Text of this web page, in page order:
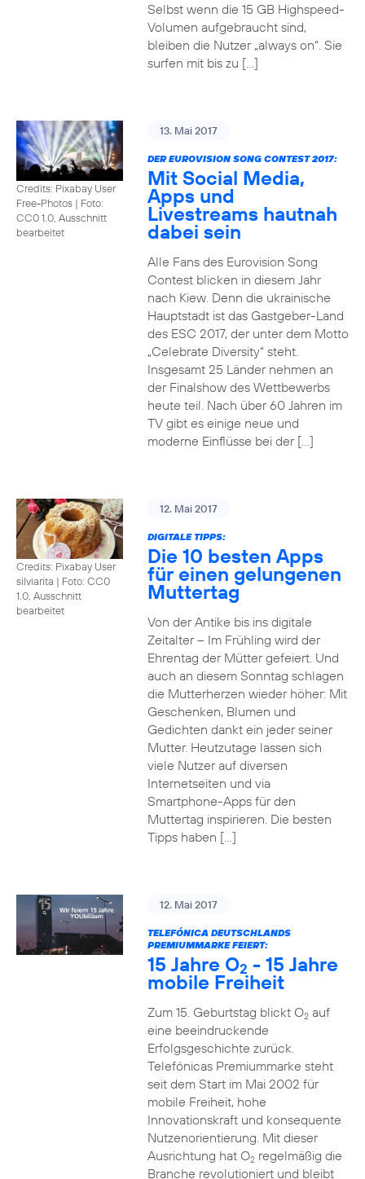
Selbst wenn die 15 GB Highspeed-
Volumen aufgebraucht sind,
bleiben die Nutzer „always on“. Sie
surfen mit bis zu […]
Credits: Pixabay User
Free-Photos | Foto:
CC0 1.0, Ausschnitt
bearbeitet
13. Mai 2017
DER EUROVISION SONG CONTEST 2017:
Mit Social Media,
Apps und
Livestreams hautnah
dabei sein
Alle Fans des Eurovision Song
Contest blicken in diesem Jahr
nach Kiew. Denn die ukrainische
Hauptstadt ist das Gastgeber-Land
des ESC 2017, der unter dem Motto
„Celebrate Diversity“ steht.
Insgesamt 25 Länder nehmen an
der Finalshow des Wettbewerbs
heute teil. Nach über 60 Jahren im
TV gibt es einige neue und
moderne Einflüsse bei der […]
Credits: Pixabay User
silviarita | Foto: CC0
1.0, Ausschnitt
bearbeitet
12. Mai 2017
DIGITALE TIPPS:
Die 10 besten Apps
für einen gelungenen
Muttertag
Von der Antike bis ins digitale
Zeitalter – Im Frühling wird der
Ehrentag der Mütter gefeiert. Und
auch an diesem Sonntag schlagen
die Mutterherzen wieder höher: Mit
Geschenken, Blumen und
Gedichten dankt ein jeder seiner
Mutter. Heutzutage lassen sich
viele Nutzer auf diversen
Internetseiten und via
Smartphone-Apps für den
Muttertag inspirieren. Die besten
Tipps haben […]
12. Mai 2017
TELEFÓNICA DEUTSCHLANDS
PREMIUMMARKE FEIERT:
15 Jahre O2 - 15 Jahre
mobile Freiheit
Zum 15. Geburtstag blickt O2auf
eine beeindruckende
Erfolgsgeschichte zurück.
Telefónicas Premiummarke steht
seit dem Start im Mai 2002 für
mobile Freiheit, hohe
Innovationskraft und konsequente
Nutzenorientierung. Mit dieser
Ausrichtung hat O2regelmäßig die
Branche revolutioniert und bleibt